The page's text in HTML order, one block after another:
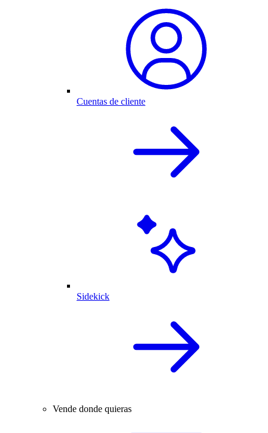
Cuentas de cliente
Sidekick
Vende donde quieras